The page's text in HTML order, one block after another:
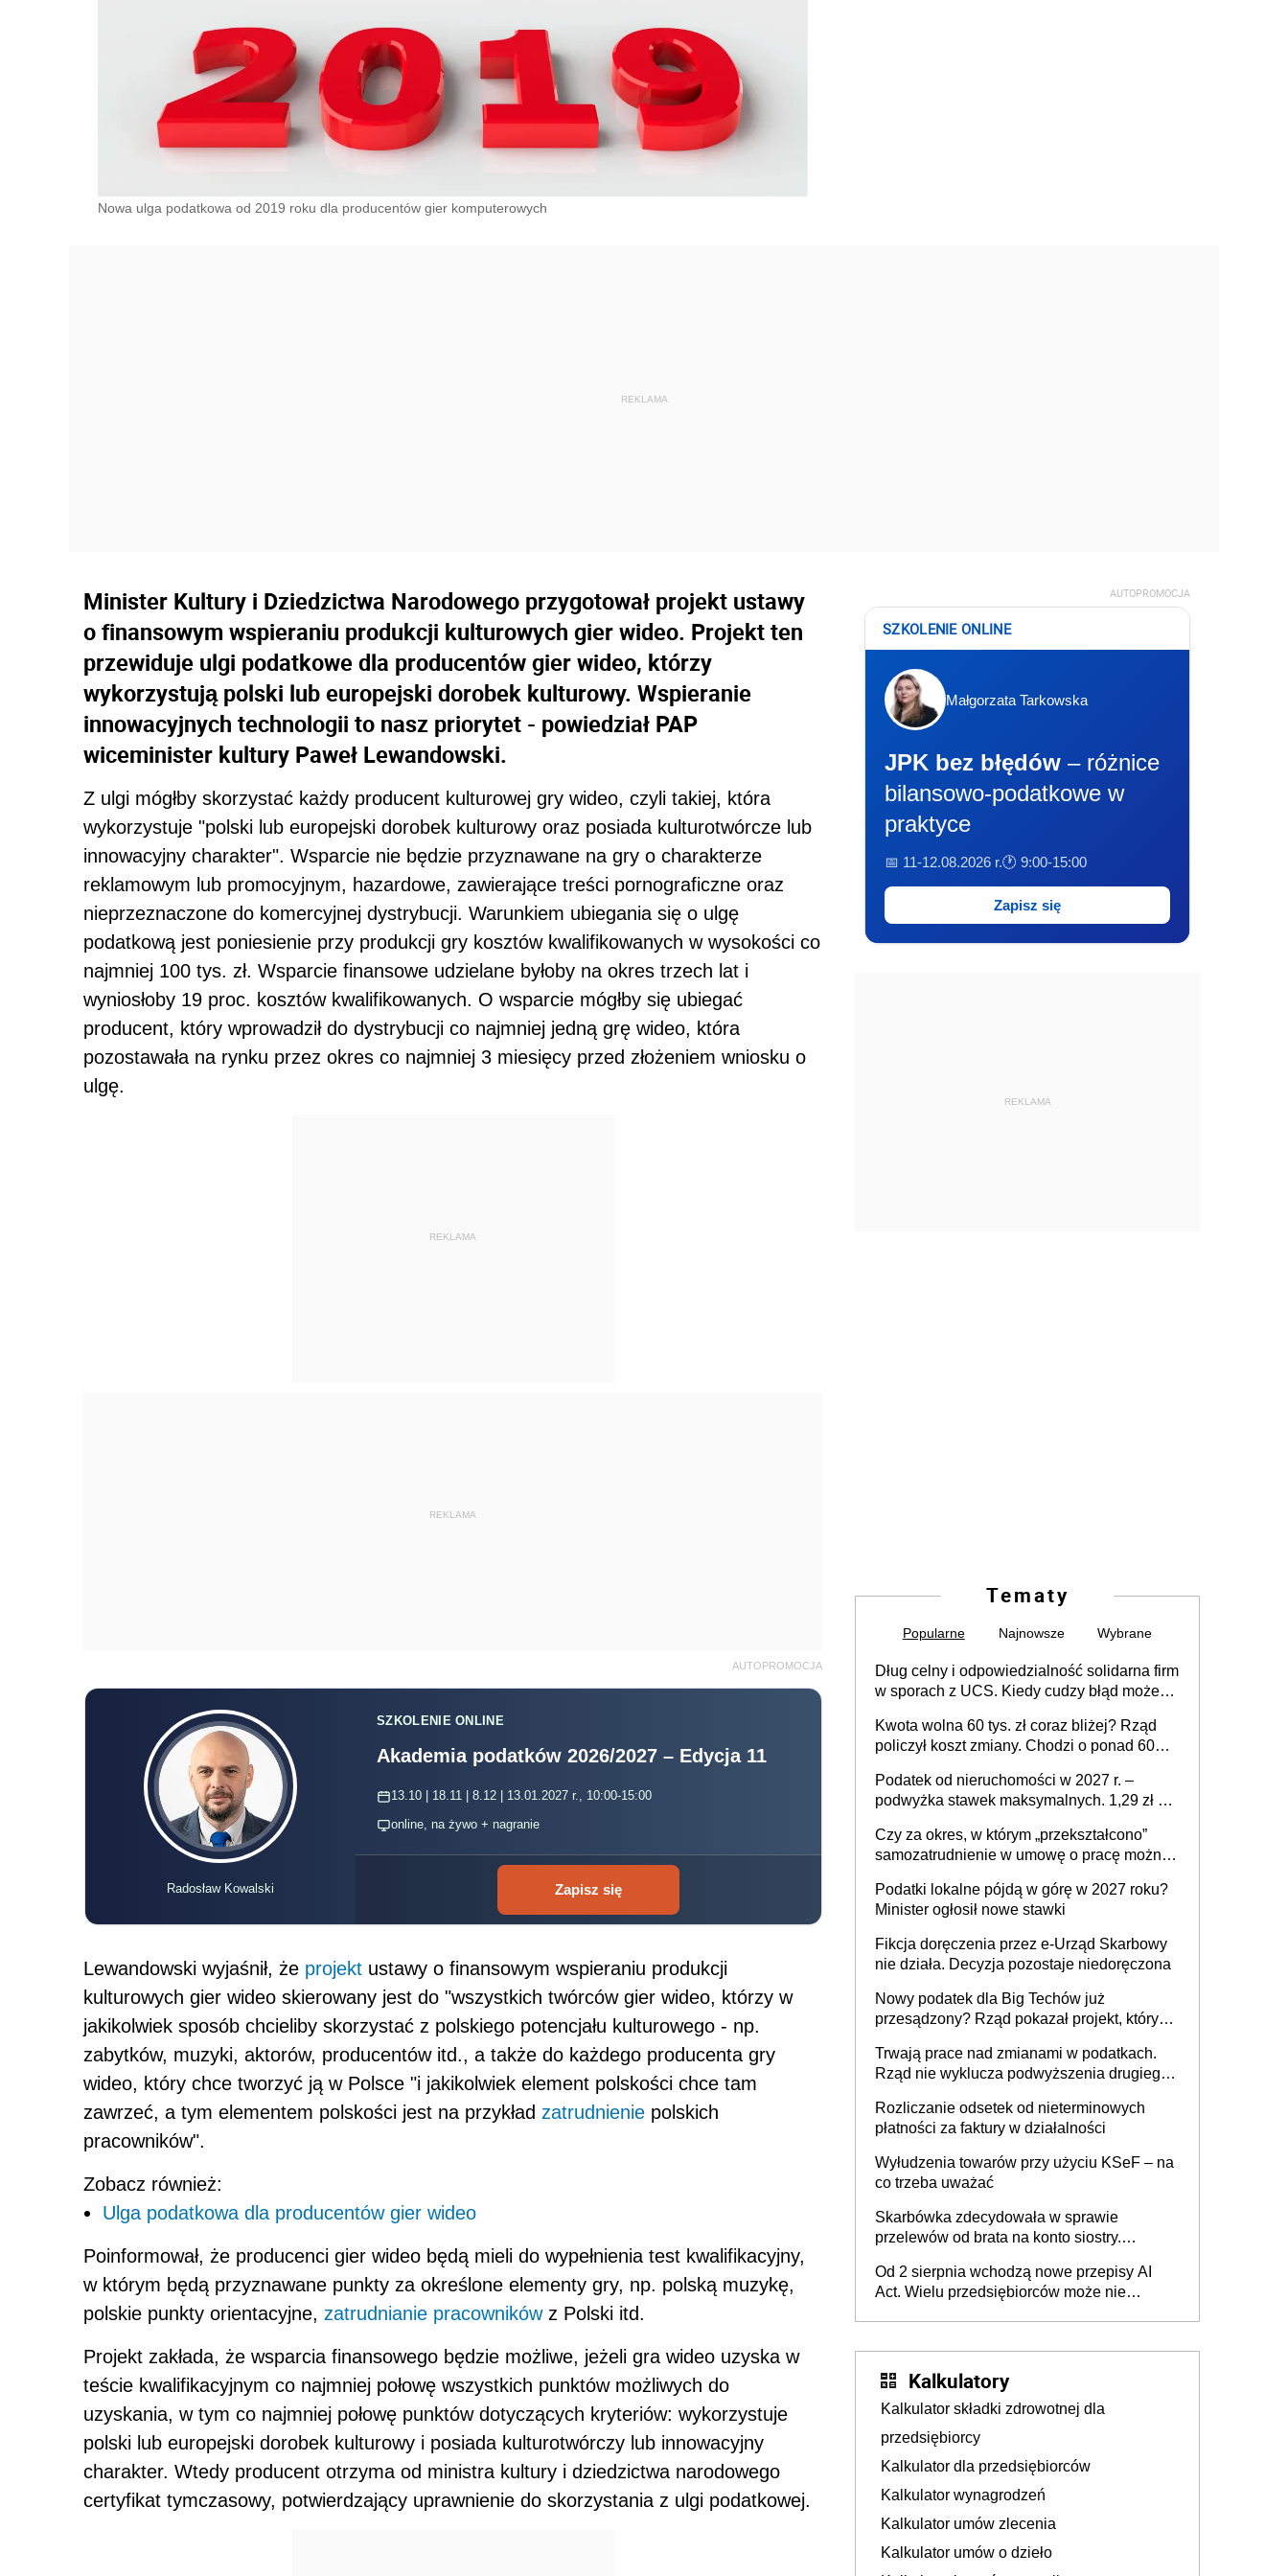
Nowa ulga podatkowa od 2019 roku dla producentów gier komputerowych
Minister Kultury i Dziedzictwa Narodowego przygotował projekt ustawy
o finansowym wspieraniu produkcji kulturowych gier wideo. Projekt ten
przewiduje ulgi podatkowe dla producentów gier wideo, którzy
wykorzystują polski lub europejski dorobek kulturowy. Wspieranie
innowacyjnych technologii to nasz priorytet - powiedział PAP
wiceminister kultury Paweł Lewandowski.
Z ulgi mógłby skorzystać każdy producent kulturowej gry wideo, czyli takiej, która
wykorzystuje "polski lub europejski dorobek kulturowy oraz posiada kulturotwórcze lub
innowacyjny charakter". Wsparcie nie będzie przyznawane na gry o charakterze
reklamowym lub promocyjnym, hazardowe, zawierające treści pornograficzne oraz
nieprzeznaczone do komercyjnej dystrybucji. Warunkiem ubiegania się o ulgę
podatkową jest poniesienie przy produkcji gry kosztów kwalifikowanych w wysokości co
najmniej 100 tys. zł. Wsparcie finansowe udzielane byłoby na okres trzech lat i
wyniosłoby 19 proc. kosztów kwalifikowanych. O wsparcie mógłby się ubiegać
producent, który wprowadził do dystrybucji co najmniej jedną grę wideo, która
pozostawała na rynku przez okres co najmniej 3 miesięcy przed złożeniem wniosku o
ulgę.
REKLAMA
REKLAMA
AUTOPROMOCJA
Radosław Kowalski
SZKOLENIE ONLINE
Akademia podatków 2026/2027 – Edycja 11
13.10 | 18.11 | 8.12 | 13.01.2027 r., 10:00-15:00
online, na żywo + nagranie
Zapisz się
Lewandowski wyjaśnił, że projekt ustawy o finansowym wspieraniu produkcji
kulturowych gier wideo skierowany jest do "wszystkich twórców gier wideo, którzy w
jakikolwiek sposób chcieliby skorzystać z polskiego potencjału kulturowego - np.
zabytków, muzyki, aktorów, producentów itd., a także do każdego producenta gry
wideo, który chce tworzyć ją w Polsce "i jakikolwiek element polskości chce tam
zawrzeć, a tym elementem polskości jest na przykład zatrudnienie polskich
pracowników".
Zobacz również:
Ulga podatkowa dla producentów gier wideo
Poinformował, że producenci gier wideo będą mieli do wypełnienia test kwalifikacyjny,
w którym będą przyznawane punkty za określone elementy gry, np. polską muzykę,
polskie punkty orientacyjne, zatrudnianie pracownikówz Polski itd.
Projekt zakłada, że wsparcia finansowego będzie możliwe, jeżeli gra wideo uzyska w
teście kwalifikacyjnym co najmniej połowę wszystkich punktów możliwych do
uzyskania, w tym co najmniej połowę punktów dotyczących kryteriów: wykorzystuje
polski lub europejski dorobek kulturowy i posiada kulturotwórczy lub innowacyjny
charakter. Wtedy producent otrzyma od ministra kultury i dziedzictwa narodowego
certyfikat tymczasowy, potwierdzający uprawnienie do skorzystania z ulgi podatkowej.
AUTOPROMOCJA
SZKOLENIE ONLINE
Małgorzata Tarkowska
JPK bez błędów – różnice
bilansowo-podatkowe w
praktyce
📅 11-12.08.2026 r.🕐 9:00-15:00
Zapisz się
REKLAMA
Tematy
Popularne Najnowsze Wybrane
Dług celny i odpowiedzialność solidarna firm
w sporach z UCS. Kiedy cudzy błąd może
Kwota wolna 60 tys. zł coraz bliżej? Rząd
policzył koszt zmiany. Chodzi o ponad 60
Podatek od nieruchomości w 2027 r. –
podwyżka stawek maksymalnych. 1,29 zł za
budynków i lokali związanych z
prowadzeniem działalności gospodarczej
Czy za okres, w którym „przekształcono”
samozatrudnienie w umowę o pracę można
umowy cywilnoprawnej jedynym
racjonalnym wyjściem
Podatki lokalne pójdą w górę w 2027 roku?
Minister ogłosił nowe stawki
Fikcja doręczenia przez e-Urząd Skarbowy
nie działa. Decyzja pozostaje niedoręczona
Nowy podatek dla Big Techów już
przesądzony? Rząd pokazał projekt, który
Trwają prace nad zmianami w podatkach.
Rząd nie wyklucza podwyższenia drugiego
Rozliczanie odsetek od nieterminowych
płatności za faktury w działalności
Wyłudzenia towarów przy użyciu KSeF – na
co trzeba uważać
Skarbówka zdecydowała w sprawie
przelewów od brata na konto siostry.
darowizna, ale podatku jednak nie będzie
Od 2 sierpnia wchodzą nowe przepisy AI
Act. Wielu przedsiębiorców może nie
Kalkulatory
Kalkulator składki zdrowotnej dla
przedsiębiorcy
Kalkulator dla przedsiębiorców
Kalkulator wynagrodzeń
Kalkulator umów zlecenia
Kalkulator umów o dzieło